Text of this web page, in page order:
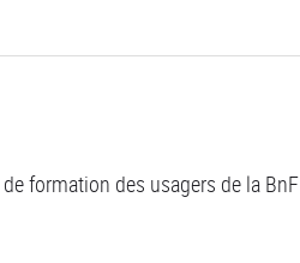
formation des usagers de la BnF